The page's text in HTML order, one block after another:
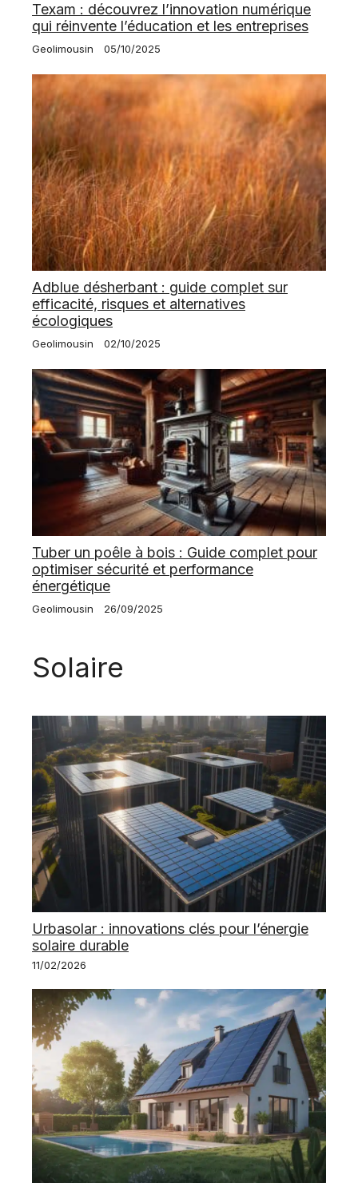
Texam : découvrez l’innovation numérique
qui réinvente l’éducation et les entreprises
Geolimousin 05/10/2025
Adblue désherbant : guide complet sur
efficacité, risques et alternatives
écologiques
Geolimousin 02/10/2025
Tuber un poêle à bois : Guide complet pour
optimiser sécurité et performance
énergétique
Geolimousin 26/09/2025
Solaire
Urbasolar : innovations clés pour l’énergie
solaire durable
11/02/2026